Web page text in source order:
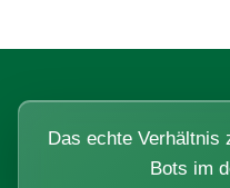
Das echte Verhältnis
Bots im